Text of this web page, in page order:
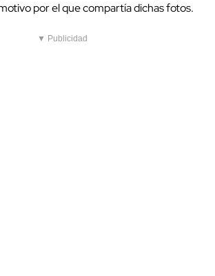
por el que compartía dichas fotos.
▼ Publicidad